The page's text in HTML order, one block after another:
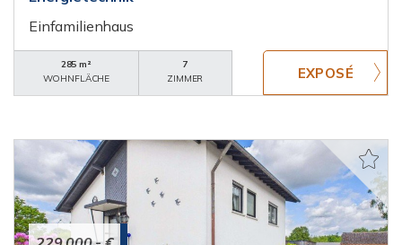
Einfamilienhaus
285 m²
WOHNFLÄCHE
7
ZIMMER